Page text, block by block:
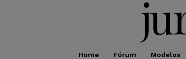
Home Fórum Modelos